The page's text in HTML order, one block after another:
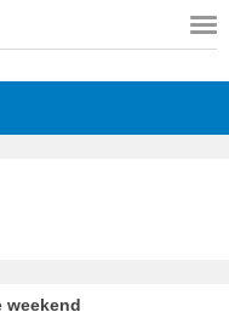
weekend